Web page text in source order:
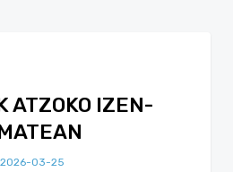
ATZOKO IZEN-
2026-03-25